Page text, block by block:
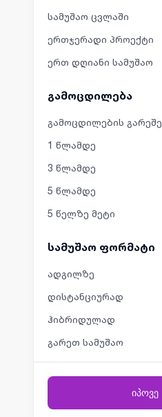
სამუშაო ცვლაში
ერთჯერადი პროექტი
ერთ დღიანი სამუშაო
გამოცდილება
გამოცდილების გარეშე
1 წლამდე
3 წლამდე
5 წლამდე
5 წელზე მეტი
სამუშაო ფორმატი
ადგილზე
დისტანციურად
ჰიბრიდულად
გარეთ სამუშაო
იპოვე